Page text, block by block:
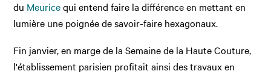
du Meuricequientend faire la différence en mettant en
lumière une poignée de savoir-faire hexagonaux.
Fin janvier, en marge de la Semaine de la Haute Couture,
l'établissement parisien profitait ainsi des travaux en